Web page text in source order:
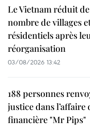
Le Vietnam réduit de
nombre de villages
résidentiels après
réorganisation
03/08/2026 13:42
188 personnes
justice dans l’affaire
financière "Mr Pips"